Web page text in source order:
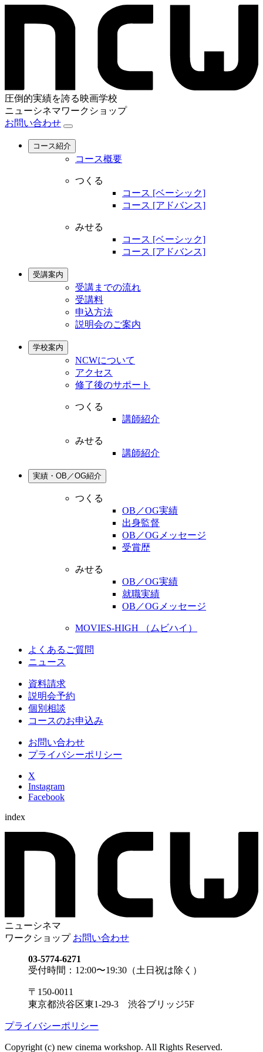
圧倒的実績を誇る映画学校
ニューシネマワークショップ
お問い合わせ
コース紹介
コース概要
つくる
コース [ベーシック]
コース [アドバンス]
みせる
コース [ベーシック]
コース [アドバンス]
受講案内
受講までの流れ
受講料
申込方法
説明会のご案内
学校案内
NCWについて
アクセス
修了後のサポート
つくる
講師紹介
みせる
講師紹介
実績・OB／OG紹介
つくる
OB／OG実績
出身監督
OB／OGメッセージ
受賞歴
みせる
OB／OG実績
就職実績
OB／OGメッセージ
MOVIES-HIGH （ムビハイ）
よくあるご質問
ニュース
資料請求
説明会予約
個別相談
コースのお申込み
お問い合わせ
プライバシーポリシー
X
Instagram
Facebook
index
ニューシネマ
ワークショップ お問い合わせ
03-5774-6271
受付時間：12:00〜19:30（土日祝は除く）
〒150-0011
東京都渋谷区東1-29-3 渋谷ブリッジ5F
プライバシーポリシー
Copyright (c) new cinema workshop. All Rights Reserved.